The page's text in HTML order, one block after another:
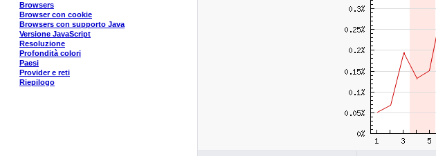
Browsers
Browser con cookie
Browsers con supporto Java
Versione JavaScript
Resoluzione
Profondità colori
Paesi
Provider e reti
Riepilogo